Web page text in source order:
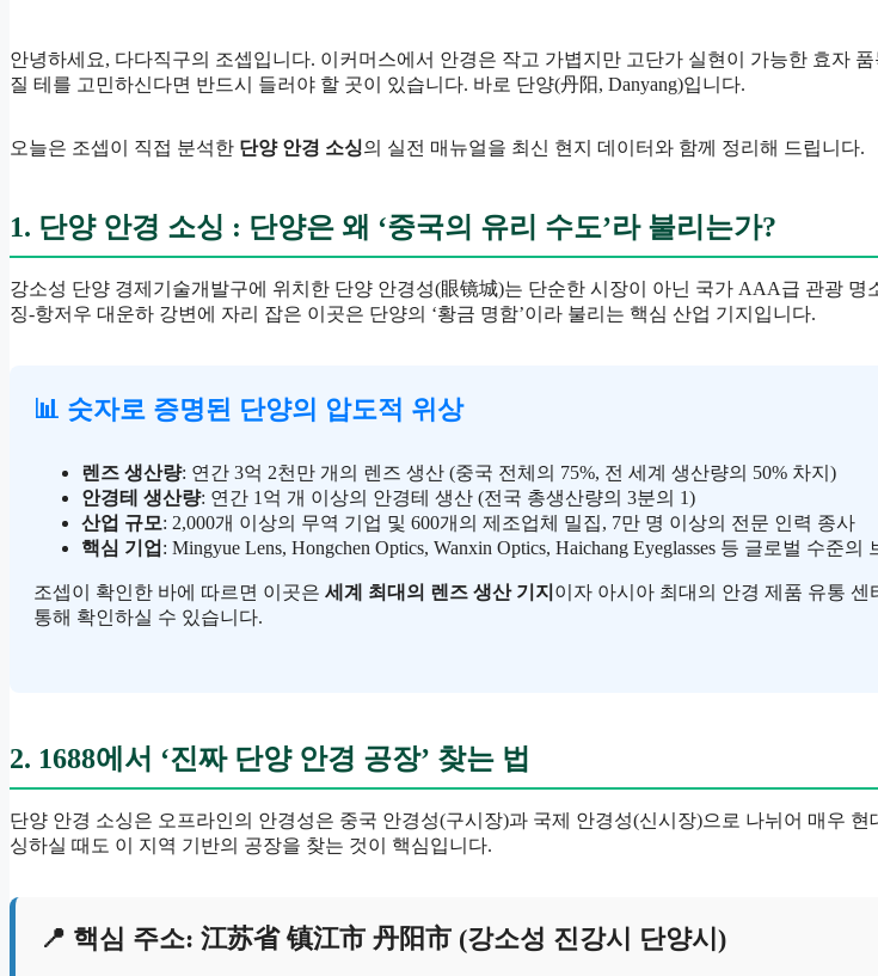
안녕하세요, 다다직구의 조셉입니다. 이커머스에서 안경은 작고 가볍지만 고단가 실현이 가능한 효자
질 테를 고민하신다면 반드시 들러야 할 곳이 있습니다. 바로 단양(丹阳, Danyang)입니다.
오늘은 조셉이 직접 분석한 단양 안경 소싱의 실전 매뉴얼을 최신 현지 데이터와 함께 정리해 드립니다.
1. 단양 안경 소싱 : 단양은 왜 ‘중국의 유리 수도’라 불리는가?
강소성 단양 경제기술개발구에 위치한 단양 안경성(眼镜城)는 단순한 시장이 아닌 국가 AAA급 관광
징-항저우 대운하 강변에 자리 잡은 이곳은 단양의 ‘황금 명함’이라 불리는 핵심 산업 기지입니다.
📊 숫자로 증명된 단양의 압도적 위상
렌즈 생산량: 연간 3억 2천만 개의 렌즈 생산 (중국 전체의 75%, 전 세계 생산량의 50% 차지)
안경테 생산량: 연간 1억 개 이상의 안경테 생산 (전국 총생산량의 3분의 1)
산업 규모: 2,000개 이상의 무역 기업 및 600개의 제조업체 밀집, 7만 명 이상의 전문 인력 종사
핵심 기업 : Mingyue Lens, Hongchen Optics, Wanxin Optics, Haichang Eyeglasses 등 글로벌 수준의
조셉이 확인한 바에 따르면 이곳은 세계 최대의 렌즈 생산 기지 이자 아시아 최대의 안경 제품 유통
통해 확인하실 수 있습니다.
2. 1688에서 ‘진짜 단양 안경 공장’ 찾는 법
단양 안경 소싱은 오프라인의 안경성은 중국 안경성(구시장)과 국제 안경성(신시장)으로 나뉘어 매우
싱하실 때도 이 지역 기반의 공장을 찾는 것이 핵심입니다.
📍 핵심 주소: 江苏省 镇江市 丹阳市 (강소성 진강시 단양시)